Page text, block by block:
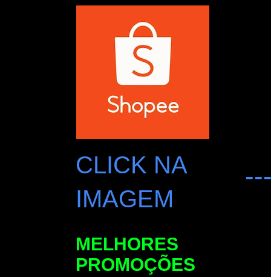
CLICK NA
IMAGEM
MELHORES
PROMOÇÕES